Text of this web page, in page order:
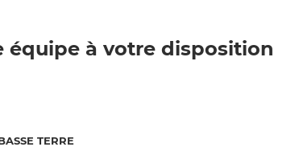
équipe à votre disposition
TERRE